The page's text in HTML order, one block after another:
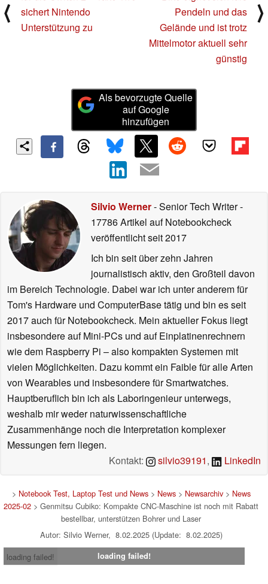
⟨
sichert Nintendo
Unterstützung zu
Pendeln und das
Gelände und ist trotz
Mittelmotor aktuell sehr
günstig
⟩
Als bevorzugte Quelle
auf Google
hinzufügen
Silvio Werner- Senior Tech Writer-
17786 Artikel auf Notebookcheck
veröffentlichtseit 2017
Ich bin seit über zehn Jahren
journalistisch aktiv, den Großteil davon
im Bereich Technologie. Dabei war ich unter anderem für
Tom's Hardware und ComputerBase tätig und bin es seit
2017 auch für Notebookcheck. Mein aktueller Fokus liegt
insbesondere auf Mini-PCs und auf Einplatinenrechnern
wie dem Raspberry Pi – also kompakten Systemen mit
vielen Möglichkeiten. Dazu kommt ein Faible für alle Arten
von Wearables und insbesondere für Smartwatches.
Hauptberuflich bin ich als Laboringenieur unterwegs,
weshalb mir weder naturwissenschaftliche
Zusammenhänge noch die Interpretation komplexer
Messungen fern liegen.
Kontakt:
silvio39191, LinkedIn
> Notebook Test, Laptop Test und News> News> Newsarchiv> News
2025-02 > Genmitsu Cubiko: Kompakte CNC-Maschine ist noch mit Rabatt
bestellbar, unterstützen Bohrer und Laser
Autor: Silvio Werner, 8.02.2025 (Update: 8.02.2025)
loading failed!
loading failed!